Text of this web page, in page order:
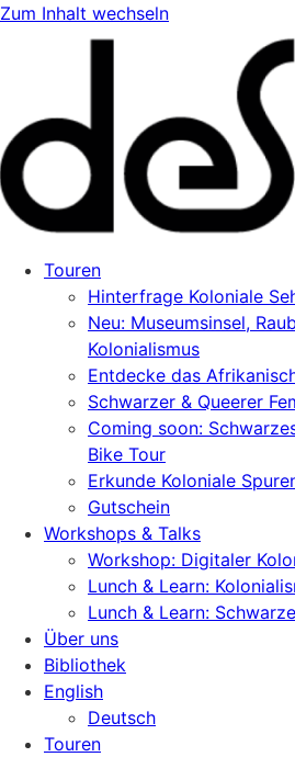
Zum Inhalt wechseln
Touren
Hinterfrage Koloniale
Neu: Museumsinsel,
Kolonialismus
Entdecke das
Schwarzer & Queerer
Coming soon:
Bike Tour
Erkunde Koloniale
Gutschein
Workshops & Talks
Workshop: Digitaler
Lunch & Learn:
Lunch & Learn:
Über uns
Bibliothek
English
Deutsch
Touren